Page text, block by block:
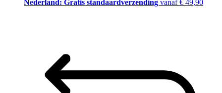
Nederland: Gratis standaardverzending vanaf € 49,90